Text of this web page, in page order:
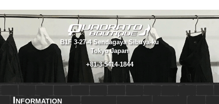
B1F 3-27-4 Sendagaya Sibuya-ku
Tokyo Japan
+81-3-5414-1844
INFORMATION